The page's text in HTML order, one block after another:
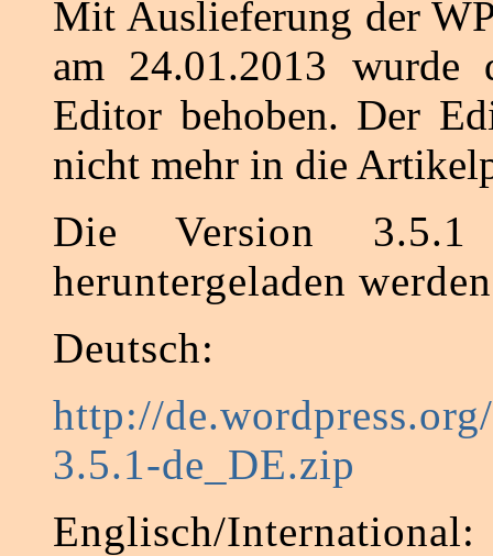
Mit Auslieferung der
am 24.01.2013 wurde
Editor behoben. Der
nicht mehr in die
Die Version
heruntergeladen
Deutsch:
http://
3.5.1-de_DE.zip
Englisch/International: